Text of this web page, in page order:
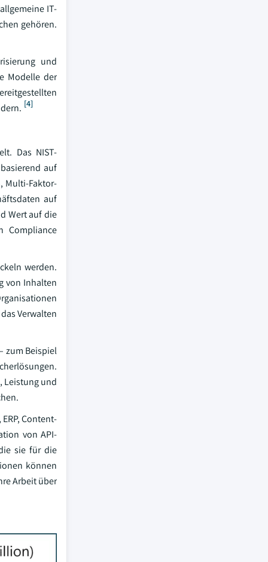
IT-
gehören.
und
Modelle der
[4]
Das NIST-
auf
Multi-Faktor-
auf
Wert auf die
Compliance
werden.
von Inhalten
Verwalten
zum Beispiel
Leistung und
Content-
von API-
sie für die
können
Arbeit über